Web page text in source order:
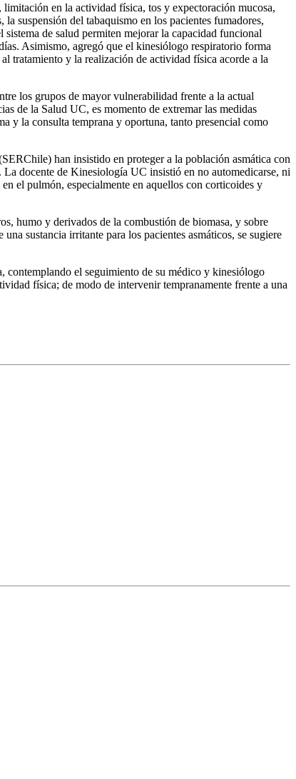
en la actividad física, tos y expectoración mucosa,
suspensión del tabaquismo en los pacientes fumadores,
de salud permiten mejorar la capacidad funcional
Asimismo, agregó que el kinesiólogo respiratorio forma
tratamiento y la realización de actividad física acorde a la
los grupos de mayor vulnerabilidad frente a la actual
de la Salud UC, es momento de extremar las medidas
y la consulta temprana y oportuna, tanto presencial como
han insistido en proteger a la población asmática con
docente de Kinesiología UC insistió en no automedicarse, ni
el pulmón, especialmente en aquellos con corticoides y
humo y derivados de la combustión de biomasa, y sobre
sustancia irritante para los pacientes asmáticos, se sugiere
contemplando el seguimiento de su médico y kinesiólogo
física; de modo de intervenir tempranamente frente a una